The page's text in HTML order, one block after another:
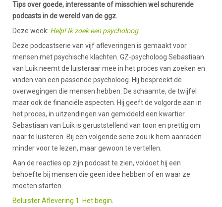
Tips over goede, interessante of misschien wel schurende
podcasts in de wereld van de ggz.
Deze week: Help! Ik zoek een psycholoog.
Deze podcastserie van vijf afleveringen is gemaakt voor
mensen met psychische klachten. GZ-psycholoog Sebastiaan
van Luik neemt de luisteraar mee in het proces van zoeken en
vinden van een passende psycholoog. Hij bespreekt de
overwegingen die mensen hebben. De schaamte, de twijfel
maar ook de financiële aspecten. Hij geeft de volgorde aan in
het proces, in uitzendingen van gemiddeld een kwartier.
Sebastiaan van Luik is geruststellend van toon en prettig om
naar te luisteren. Bij een volgende serie zou ik hem aanraden
minder voor te lezen, maar gewoon te vertellen.
Aan de reacties op zijn podcast te zien, voldoet hij een
behoefte bij mensen die geen idee hebben of en waar ze
moeten starten.
Beluister Aflevering 1. Het begin